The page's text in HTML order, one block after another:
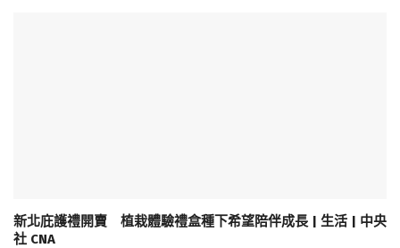
新北庇護禮開賣 植栽體驗禮盒種下希望陪伴成長 | 生活 | 中央
社 CNA